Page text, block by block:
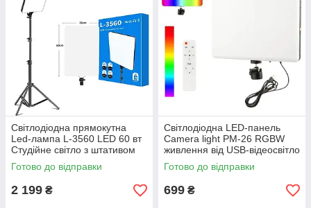
Світлодіодна прямокутна
Led-лампа L-3560 LED 60 вт
Студійне світло з штативом
Готово до відправки
2 199 ₴
Світлодіодна LED-панель
Camera light PM-26 RGBW
живлення від USB-відеосвітло
з пультом
Готово до відправки
699 ₴